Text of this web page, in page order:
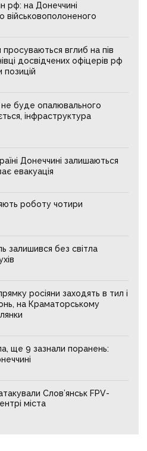
рф: на Донеччині
військовополоненого
вглиб на пів
досвідчених офіцерів рф
не буде опалювального
інфраструктура
Донеччині залишаються
евакуація
роботу чотири
залишився без світла
росіяни заходять в тил і
на Краматорському
ще 9 зазнали поранень:
Слов’янськ FPV-
міста